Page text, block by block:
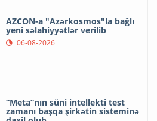
AZCON-a "Azərkosmos"la bağlı
yeni səlahiyyətlər verilib
06-08-2026
“Meta”nın süni intellekti test
zamanı başqa şirkətin sisteminə